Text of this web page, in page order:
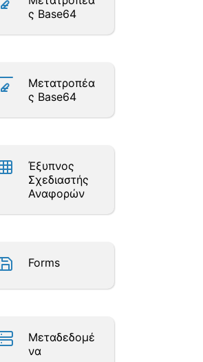
ς Base64
Μετατροπέα
ς Base64
Έξυπνος
Σχεδιαστής
Αναφορών
Forms
Μεταδεδομέ
να